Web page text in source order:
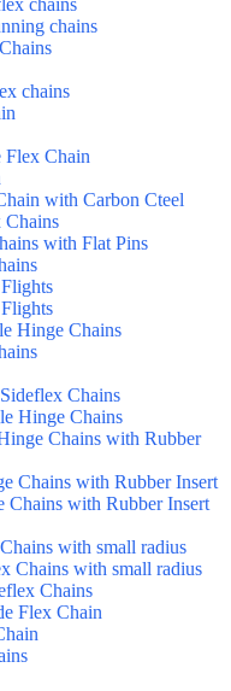
chains
chains
chains
Chain
with Carbon Cteel
with Flat Pins
Hinge Chains
Chains
Hinge Chains
Chains with Rubber
Chains with Rubber Insert
Chains with Rubber Insert
with small radius
Chains with small radius
Chains
Flex Chain